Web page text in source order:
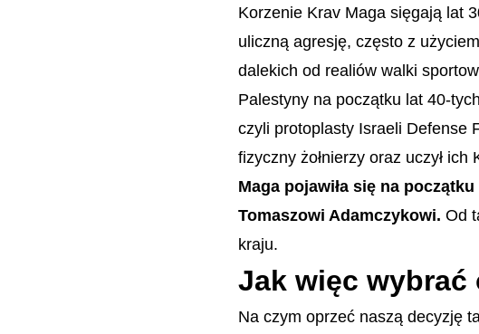
Korzenie Krav Maga sięgają lat
uliczną agresję, często z
dalekich od realiów walki
Palestyny na początku lat 40-
czyli protoplasty Israeli Defense
fizyczny żołnierzy oraz uczył
Maga pojawiła się na
Tomaszowi Adamczykowi. Od
kraju.
Jak więc wybrać
Na czym oprzeć naszą decyzję